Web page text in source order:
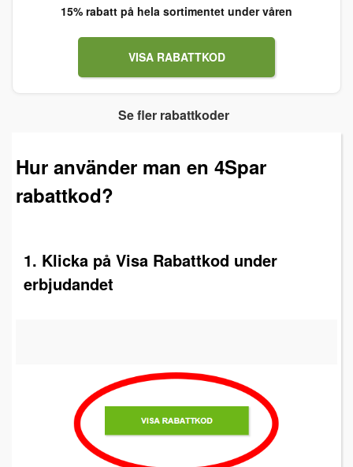
15% rabatt på hela sortimentet under våren
VISA RABATTKOD
Se fler rabattkoder
Hur använder man en 4Spar
rabattkod?
1. Klicka på Visa Rabattkod under
erbjudandet